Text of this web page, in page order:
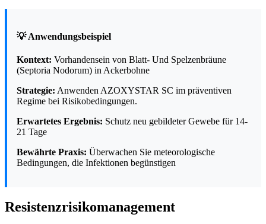
💡 Anwendungsbeispiel
Kontext: Vorhandensein von Blatt- Und Spelzenbräune
(Septoria Nodorum) in Ackerbohne
Strategie: Anwenden AZOXYSTAR SC im präventiven
Regime bei Risikobedingungen.
Erwartetes Ergebnis: Schutz neu gebildeter Gewebe für 14-
21 Tage
Bewährte Praxis: Überwachen Sie meteorologische
Bedingungen, die Infektionen begünstigen
Resistenzrisikomanagement